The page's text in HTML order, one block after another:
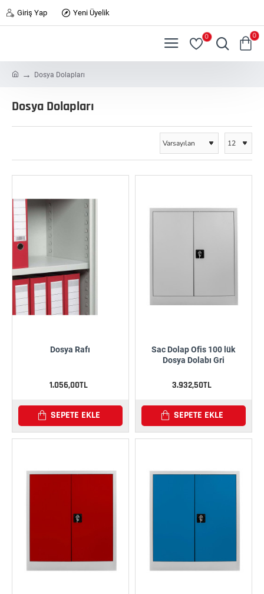
Giriş Yap Yeni Üyelik
0 0
e
Dosya Dolapları
Dosya Dolapları
Dosya Rafı
1.056,00TL
SEPETE EKLE
Sac Dolap Ofis 100 lük
Dosya Dolabı Gri
3.932,50TL
SEPETE EKLE